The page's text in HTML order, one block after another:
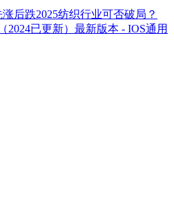
后跌2025纺织行业可否破局？
2024已更新）最新版本 - IOS通用